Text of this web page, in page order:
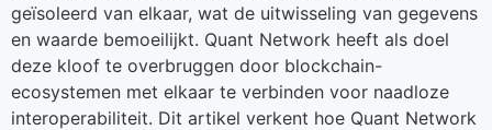
geïsoleerd van elkaar, wat de uitwisseling van gegevens
en waarde bemoeilijkt. Quant Network heeft als doel
deze kloof te overbruggen door blockchain-
ecosystemen met elkaar te verbinden voor naadloze
interoperabiliteit. Dit artikel verkent hoe Quant Network